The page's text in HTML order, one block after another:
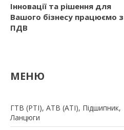
Інновації та рішення для
Вашого бізнесу працюємо з
ПДВ
ГТВ (РТI), АТВ (АТI), Пiдшипник,
Ланцюги